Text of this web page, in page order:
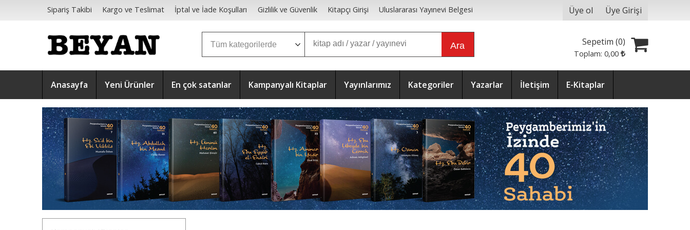
Sipariş Takibi Kargo ve Teslimat İptal ve İade Koşulları Gizlilik ve Güvenlik Kitapçı Girişi Uluslararası Yayınevi Belgesi Üye ol Üye Girişi
Ara Sepetim (0)
Toplam:0,00
Anasayfa Yeni Ürünler En çok satanlar Kampanyalı Kitaplar Yayınlarımız Kategoriler Yazarlar İletişim E-Kitaplar